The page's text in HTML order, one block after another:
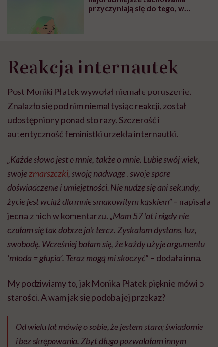
przyczyniają się do tego, w
Reakcja internautek
Post Moniki Płatek wywołał niemałe poruszenie.
Znalazło się pod nim niemal tysiąc reakcji, został
udostępniony ponad sto razy. Szczerość i
autentyczność feministki urzekła internautki.
„Każde słowo jest o mnie, także o mnie. Lubię swój wiek,
swojezmarszczki, swoją nadwagę , swoje spore
doświadczenie i umiejętności. Nie nudzę się ani sekundy,
życie jest wciąż dla mnie smakowitym kąskiem”– napisała
jedna z nich w komentarzu. „Mam 57 lat i nigdy nie
czułam się tak dobrze jak teraz. Zyskałam dystans, luz,
swobodę. Wcześniej bałam się, że każdy użyje argumentu
'młoda = głupia’. Teraz mogą mi skoczyć” – dodała inna.
My podziwiamy to, jak Monika Płatek pięknie mówi o
starości. A wam jak się podoba jej przekaz?
Od wielu lat mówię o sobie, że jestem stara; świadomie
i bez skrępowania. Zbyt długo pozwalałam innym